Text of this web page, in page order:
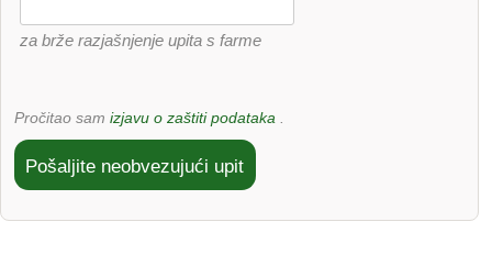
za brže razjašnjenje upita s farme
Pročitao sam izjavu o zaštiti podataka .
Pošaljite neobvezujući upit